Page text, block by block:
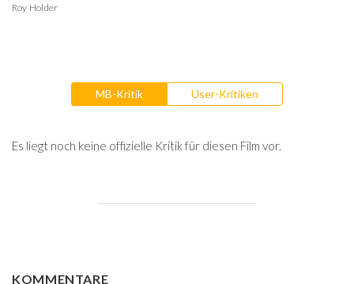
Roy Holder
MB-Kritik User-Kritiken
Es liegt noch keine offizielle Kritik für diesen Film vor.
KOMMENTARE